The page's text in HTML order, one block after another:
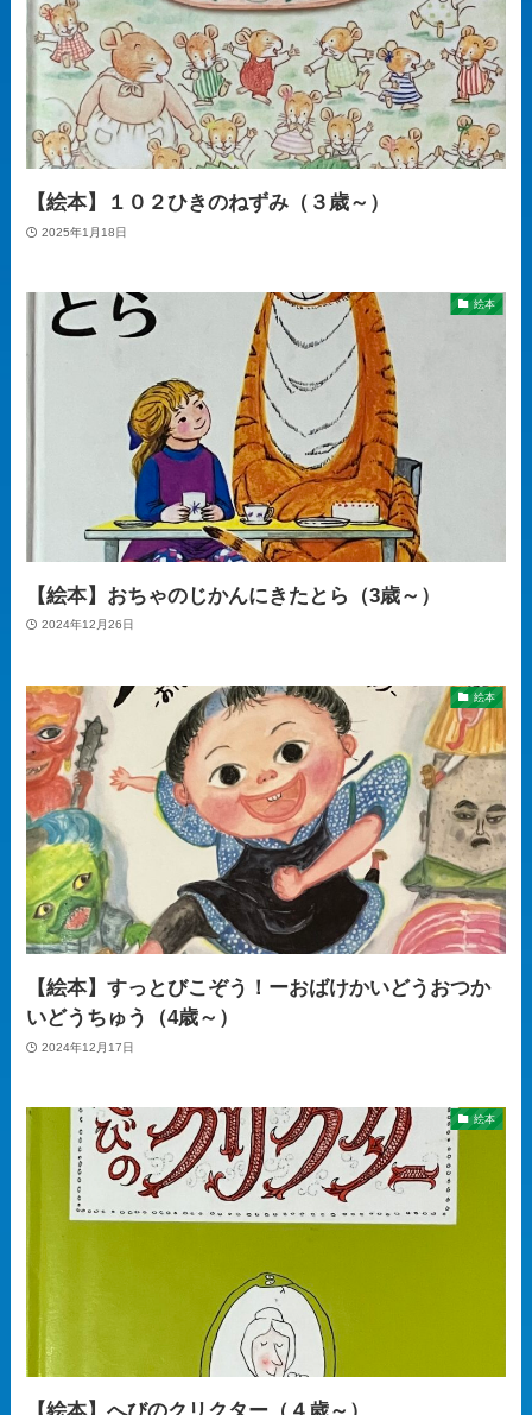
【絵本】１０２ひきのねずみ（３歳～）
2025年1月18日
絵本
【絵本】おちゃのじかんにきたとら（3歳～）
2024年12月26日
絵本
【絵本】すっとびこぞう！ーおばけかいどうおつか
いどうちゅう（4歳～）
2024年12月17日
絵本